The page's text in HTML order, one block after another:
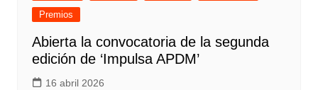
Premios
Abierta la convocatoria de la segunda
edición de ‘Impulsa APDM’
16 abril 2026